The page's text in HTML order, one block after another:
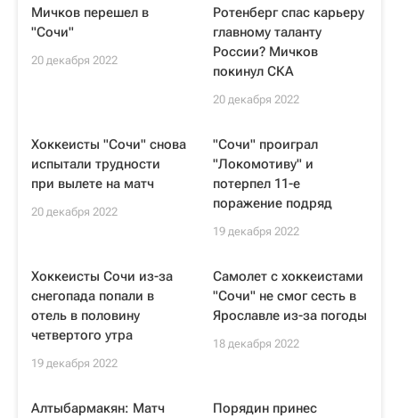
Мичков перешел в
"Сочи"
20 декабря 2022
Ротенберг спас карьеру
главному таланту
России? Мичков
покинул СКА
20 декабря 2022
Хоккеисты "Сочи" снова
испытали трудности
при вылете на матч
20 декабря 2022
"Сочи" проиграл
"Локомотиву" и
потерпел 11-е
поражение подряд
19 декабря 2022
Хоккеисты Сочи из-за
снегопада попали в
отель в половину
четвертого утра
19 декабря 2022
Самолет с хоккеистами
"Сочи" не смог сесть в
Ярославле из-за погоды
18 декабря 2022
Алтыбармакян: Матч
Порядин принес